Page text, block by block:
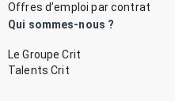
Offres d’emploi par contrat
Qui sommes-nous ?
Le Groupe Crit
Talents Crit